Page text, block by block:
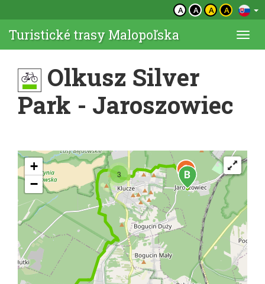
A A A A
Turistické trasy Malopoľska
Olkusz Silver
Park - Jaroszowiec
3
+
−